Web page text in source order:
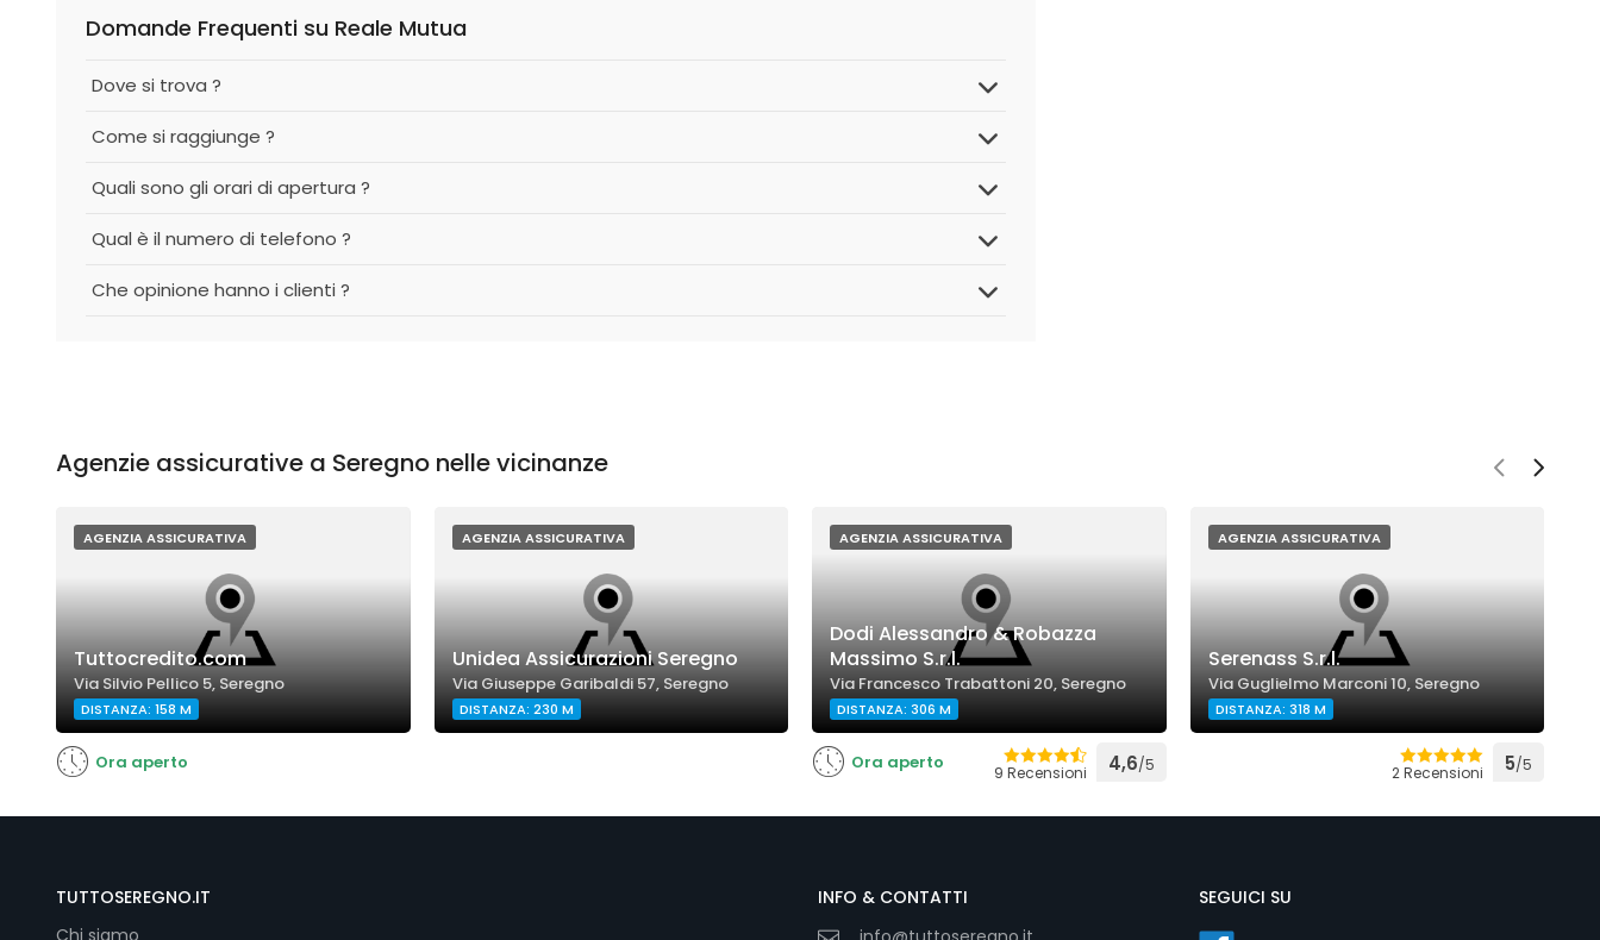
Domande Frequenti su Reale Mutua
Dove si trova ?
Come si raggiunge ?
Quali sono gli orari di apertura ?
Qual è il numero di telefono ?
Che opinione hanno i clienti ?
Agenzie assicurative a Seregno nelle vicinanze
AGENZIA ASSICURATIVA
Tuttocredito.com
Via Silvio Pellico 5, Seregno
DISTANZA: 158 M
Ora aperto
AGENZIA ASSICURATIVA
Unidea Assicurazioni Seregno
Via Giuseppe Garibaldi 57, Seregno
DISTANZA: 230 M
AGENZIA ASSICURATIVA
Dodi Alessandro & Robazza
Massimo S.r.l.
Via Francesco Trabattoni 20, Seregno
DISTANZA: 306 M
Ora aperto 9 Recensioni 4,6/5
AGENZIA ASSICURATIVA
Serenass S.r.l.
Via Guglielmo Marconi 10, Seregno
DISTANZA: 318 M
2 Recensioni 5/5
TUTTOSEREGNO.IT
Chi siamo
INFO & CONTATTI
SEGUICI SU